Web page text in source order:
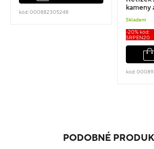
kód: 000882305248
kameny
Skladem
-20% kód:
SRPEN20
kód:
PODOBNÉ